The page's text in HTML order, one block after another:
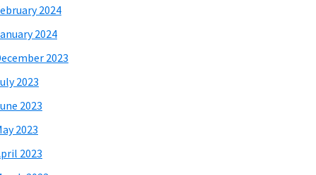
2024
2024
2023
2023
2023
2023
2023